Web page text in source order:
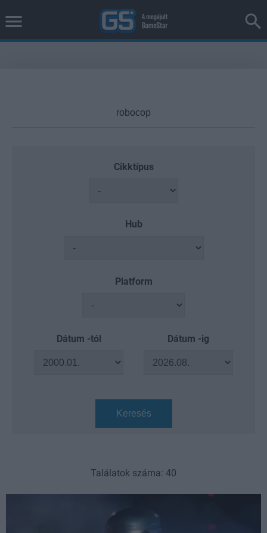
Cikktípus
Hub
Platform
Dátum -tól Dátum -ig
Keresés
Találatok száma: 40